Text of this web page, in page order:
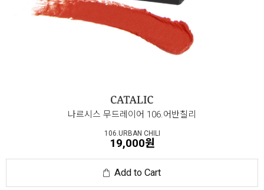
나르시스 무드레이어 106.어반칠리
106.URBAN CHILI
19,000원
Add to Cart